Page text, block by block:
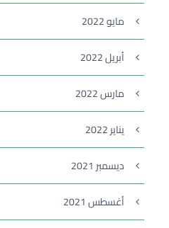
مايو 2022
أبريل 2022
مارس 2022
يناير 2022
ديسمبر 2021
أغسطس 2021